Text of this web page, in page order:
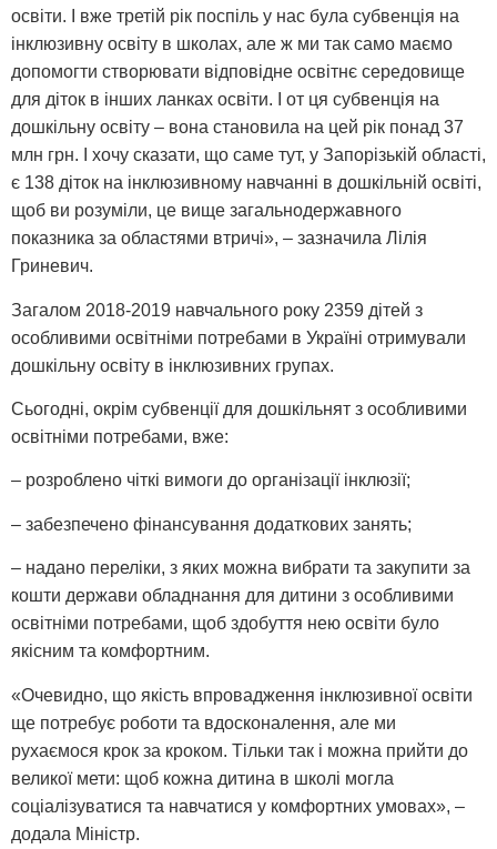
освіти. І вже третій рік поспіль у нас була субвенція на
інклюзивну освіту в школах, але ж ми так само маємо
допомогти створювати відповідне освітнє середовище
для діток в інших ланках освіти. І от ця субвенція на
дошкільну освіту – вона становила на цей рік понад 37
млн грн. І хочу сказати, що саме тут, у Запорізькій області,
є 138 діток на інклюзивному навчанні в дошкільній освіті,
щоб ви розуміли, це вище загальнодержавного
показника за областями втричі», – зазначила Лілія
Гриневич.
Загалом 2018-2019 навчального року 2359 дітей з
особливими освітніми потребами в Україні отримували
дошкільну освіту в інклюзивних групах.
Сьогодні, окрім субвенції для дошкільнят з особливими
освітніми потребами, вже:
– розроблено чіткі вимоги до організації інклюзії;
– забезпечено фінансування додаткових занять;
– надано переліки, з яких можна вибрати та закупити за
кошти держави обладнання для дитини з особливими
освітніми потребами, щоб здобуття нею освіти було
якісним та комфортним.
«Очевидно, що якість впровадження інклюзивної освіти
ще потребує роботи та вдосконалення, але ми
рухаємося крок за кроком. Тільки так і можна прийти до
великої мети: щоб кожна дитина в школі могла
соціалізуватися та навчатися у комфортних умовах», –
додала Міністр.